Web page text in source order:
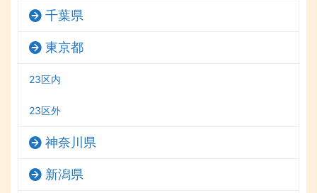
千葉県
東京都
23区内
23区外
神奈川県
新潟県